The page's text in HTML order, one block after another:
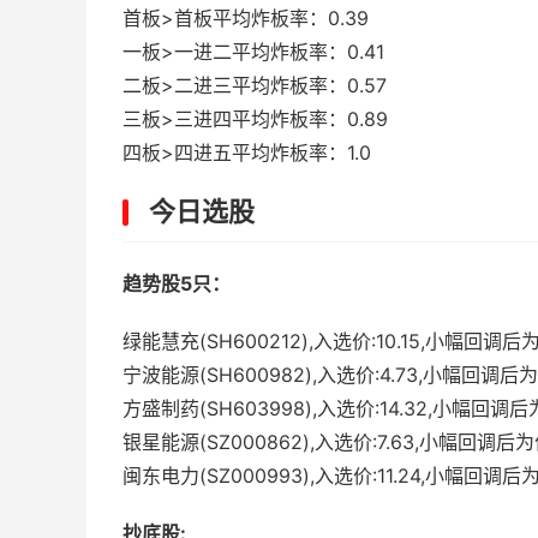
首板>首板平均炸板率：0.39
一板>一进二平均炸板率：0.41
二板>二进三平均炸板率：0.57
三板>三进四平均炸板率：0.89
四板>四进五平均炸板率：1.0
今日选股
趋势股5只：
绿能慧充(SH600212),入选价:10.15,小幅回调后为
宁波能源(SH600982),入选价:4.73,小幅回调后为
方盛制药(SH603998),入选价:14.32,小幅回调后
银星能源(SZ000862),入选价:7.63,小幅回调后为
闽东电力(SZ000993),入选价:11.24,小幅回调后为
抄底股: